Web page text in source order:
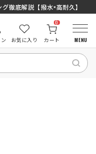
徹底解説【撥水×高耐久】
お気に入り カート
0
MENU